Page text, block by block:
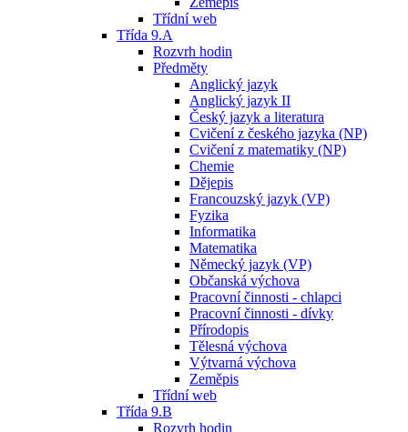
Třídní web
Třída 9.A
Rozvrh hodin
Předměty
Anglický jazyk
Anglický jazyk II
Český jazyk a literatura
Cvičení z českého jazyka (NP)
Cvičení z matematiky (NP)
Chemie
Dějepis
Francouzský jazyk (VP)
Fyzika
Informatika
Matematika
Německý jazyk (VP)
Občanská výchova
Pracovní činnosti - chlapci
Pracovní činnosti - dívky
Přírodopis
Tělesná výchova
Výtvarná výchova
Zeměpis
Třídní web
Třída 9.B
Rozvrh hodin